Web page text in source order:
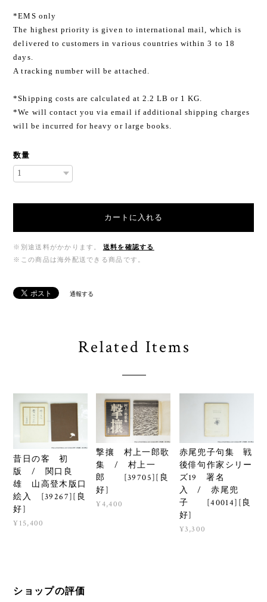
*EMS only
The highest priority is given to international mail, which is
delivered to customers in various countries within 3 to 18
days.
A tracking number will be attached.
*Shipping costs are calculated at 2.2 LB or 1 KG.
*We will contact you via email if additional shipping charges
will be incurred for heavy or large books.
数量
カートに入れる
※別途送料がかかります。
送料を確認する
※この商品は海外配送できる商品です。
通報する
Related Items
昔日の客 初
版 / 関口良
雄 山高登木版口
絵入 [39267][良
好]
¥15,400
撃攘 村上一郎歌
集 / 村上一
郎 [39705][良
好]
¥4,400
赤尾兜子句集 戦
後俳句作家シリー
ズ19 署名
入 / 赤尾兜
子 [40014][良
好]
¥3,300
ショップの評価